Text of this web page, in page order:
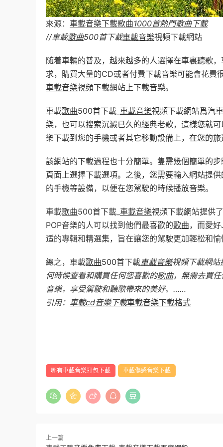
來源： 車載音樂下載歌曲1000首熱門歌曲下載
//車載歌曲500首下載車載音樂視頻下載網站
随着車輛的普及，越來越多的人選擇在車裏聽歌
求，購買大量的CD或者付費下載音樂可能會花費
車載音樂視頻下載網站上下載音樂。
車載歌曲500首下載_ 車載音樂視頻下載網站爲汽
樂，也可以搜索沉澱已久的經典老歌，這樣您就
樂下載到您的手機或者其它移動設備上，在您的
該網站的下載過程也十分簡單。隻需幾個簡單的
頁面上選擇下載選項。之後，您需要輸入網站提
的手機等設備，以便在您駕駛的時候播放音樂。
車載歌曲500首下載_ 車載音樂視頻下載網站提供
POP音樂的人可以找到他們最喜歡的歌曲，而愛
适的專輯和精選集，旨在讓您的駕駛更加輕松和愉
總之，車載歌曲500首下載車載音樂視頻下載網站
何時候查看和購買任何您喜歡的歌曲，無需去買
音樂，享受駕駛和聽歌帶來的美好。……
引用： 車載cd音樂下載車載音樂下載格式
哪有車載音樂打包下載 車載傷感音樂下載
上一篇